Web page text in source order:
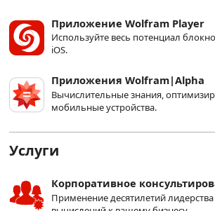
Приложение Wolfram Player
Используйте весь потенциал
iOS.
Приложения Wolfram|Alpha
Вычислительные знания,
мобильные устройства.
Услуги
Корпоративное
Применение десятилетий лидерства